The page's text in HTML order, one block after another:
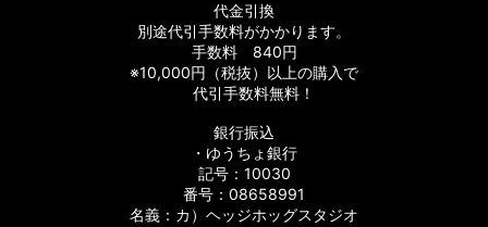
代金引換
別途代引手数料がかかります。
手数料 840円
※10,000円（税抜）以上の購入で
代引手数料無料！
銀行振込
・ゆうちょ銀行
記号：10030
番号：08658991
名義：カ）ヘッジホッグスタジオ